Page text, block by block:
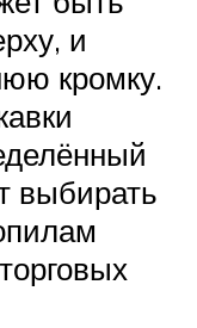
и
кромку.
выбирать